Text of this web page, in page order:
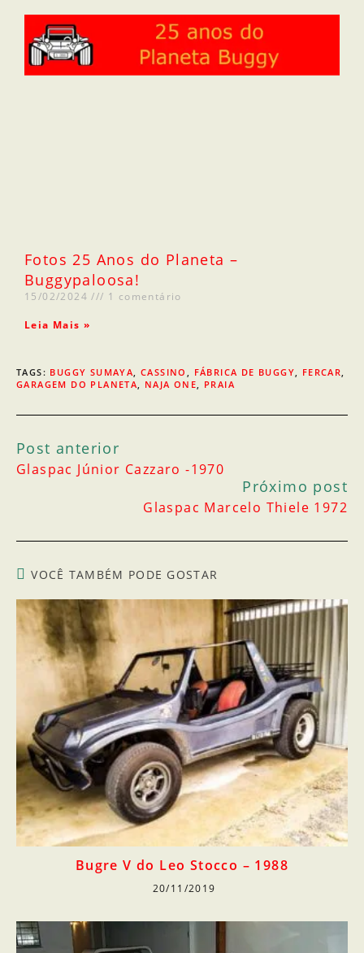
Fotos 25 Anos do Planeta –
Buggypaloosa!
15/02/2024 1 comentário
Leia Mais »
TAGS: BUGGY SUMAYA CASSINO FÁBRICA DE BUGGY FERCAR
GARAGEM DO PLANETA
NAJA ONE PRAIA
Post anterior
Glaspac Júnior Cazzaro -1970
Próximo post
Glaspac Marcelo Thiele 1972
VOCÊ TAMBÉM PODE GOSTAR
Bugre V do Leo Stocco – 1988
20/11/2019